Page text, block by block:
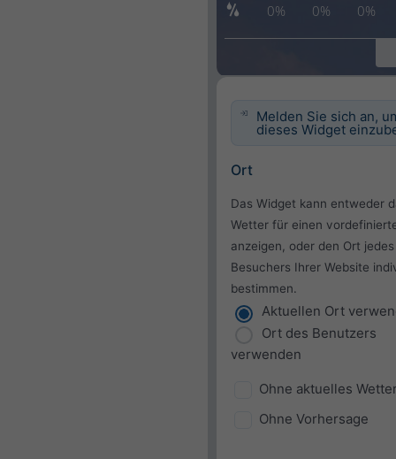
Melden Sie sich an,
dieses Widget
Ort
Das Widget kann entweder
Wetter für einen
anzeigen, oder den Ort jedes
Besuchers Ihrer Website
bestimmen.
Aktuellen Ort
Ort des Benutzers
verwenden
Ohne aktuelles
Ohne Vorhersage